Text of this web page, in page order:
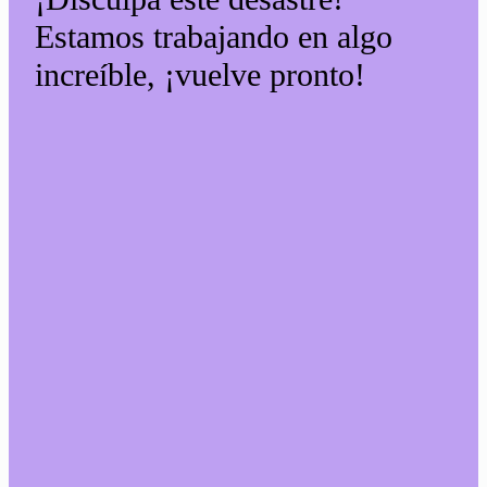
Estamos trabajando en algo
increíble, ¡vuelve pronto!